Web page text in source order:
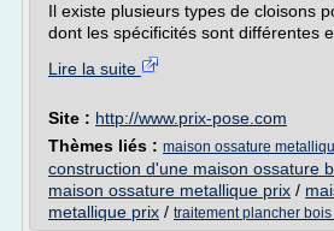
Il existe plusieurs types de cloisons
dont les spécificités sont différentes
Lire la suite
Site : http://www.prix-pose.com
Thèmes liés : maison ossature
construction d'une maison ossature
maison ossature metallique prix /
metallique prix / traitement plancher